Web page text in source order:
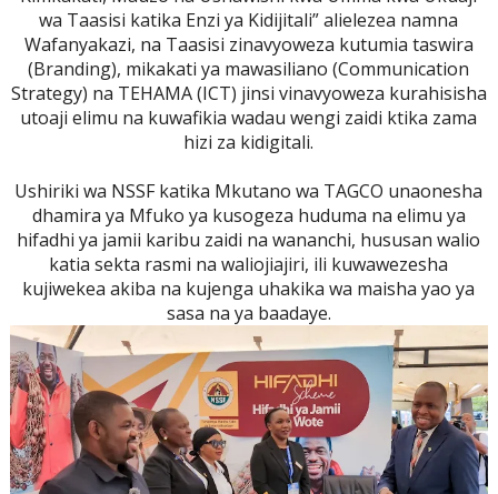
wa Taasisi katika Enzi ya Kidijitali” alielezea namna
Wafanyakazi, na Taasisi zinavyoweza kutumia taswira
(Branding), mikakati ya mawasiliano (Communication
Strategy) na TEHAMA (ICT) jinsi vinavyoweza kurahisisha
utoaji elimu na kuwafikia wadau wengi zaidi ktika zama
hizi za kidigitali.
Ushiriki wa NSSF katika Mkutano wa TAGCO unaonesha
dhamira ya Mfuko ya kusogeza huduma na elimu ya
hifadhi ya jamii karibu zaidi na wananchi, hususan walio
katia sekta rasmi na waliojiajiri, ili kuwawezesha
kujiwekea akiba na kujenga uhakika wa maisha yao ya
sasa na ya baadaye.